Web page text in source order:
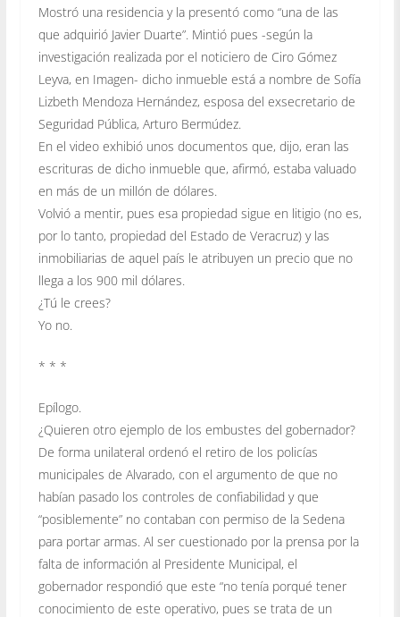
Mostró una residencia y la presentó como “una de las
que adquirió Javier Duarte”. Mintió pues -según la
investigación realizada por el noticiero de Ciro Gómez
Leyva, en Imagen- dicho inmueble está a nombre de Sofía
Lizbeth Mendoza Hernández, esposa del exsecretario de
Seguridad Pública, Arturo Bermúdez.
En el video exhibió unos documentos que, dijo, eran las
escrituras de dicho inmueble que, afirmó, estaba valuado
en más de un millón de dólares.
Volvió a mentir, pues esa propiedad sigue en litigio (no es,
por lo tanto, propiedad del Estado de Veracruz) y las
inmobiliarias de aquel país le atribuyen un precio que no
llega a los 900 mil dólares.
¿Tú le crees?
Yo no.
* * *
Epílogo.
¿Quieren otro ejemplo de los embustes del gobernador?
De forma unilateral ordenó el retiro de los policías
municipales de Alvarado, con el argumento de que no
habían pasado los controles de confiabilidad y que
“posiblemente” no contaban con permiso de la Sedena
para portar armas. Al ser cuestionado por la prensa por la
falta de información al Presidente Municipal, el
gobernador respondió que este “no tenía porqué tener
conocimiento de este operativo, pues se trata de un